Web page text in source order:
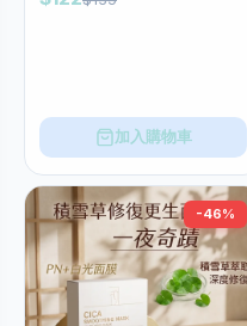
加入購物車
-46%